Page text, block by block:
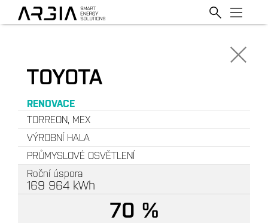
TOYOTA
RENOVACE
TORREON, MEX
VÝROBNÍ HALA
PRŮMYSLOVÉ OSVĚTLENÍ
Roční úspora
169 964 kWh
70 %